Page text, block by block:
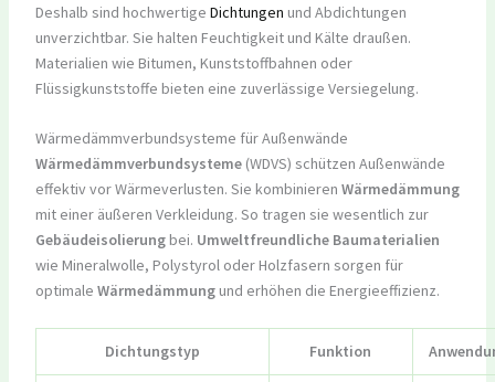
Deshalb sind hochwertige Dichtungen und Abdichtungen
unverzichtbar. Sie halten Feuchtigkeit und Kälte draußen.
Materialien wie Bitumen, Kunststoffbahnen oder
Flüssigkunststoffe bieten eine zuverlässige Versiegelung.
Wärmedämmverbundsysteme für Außenwände
Wärmedämmverbundsysteme(WDVS) schützen Außenwände
effektiv vor Wärmeverlusten. Sie kombinieren Wärmedämmung
mit einer äußeren Verkleidung. So tragen sie wesentlich zur
Gebäudeisolierungbei. Umweltfreundliche Baumaterialien
wie Mineralwolle, Polystyrol oder Holzfasern sorgen für
optimale Wärmedämmungund erhöhen die Energieeffizienz.
Dichtungstyp Funktion